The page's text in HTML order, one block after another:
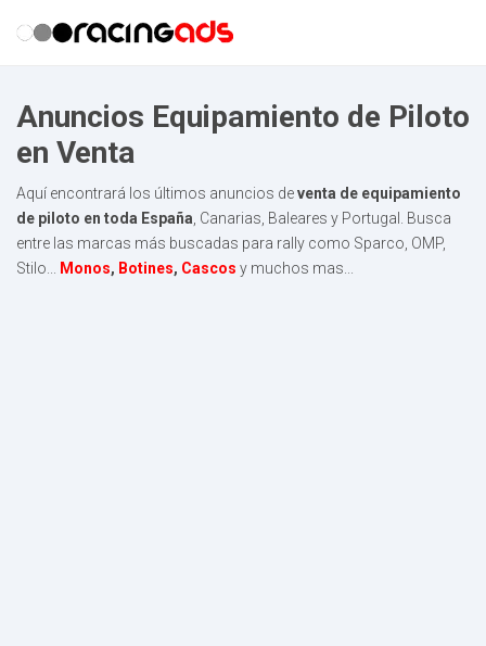
Anuncios Equipamiento de Piloto
en Venta
Aquí encontrará los últimos anuncios deventa de equipamiento
de piloto en toda España , Canarias, Baleares y Portugal. Busca
entre las marcas más buscadas para rally como Sparco, OMP,
Stilo...
Monos, Botines, Cascos y muchos mas...